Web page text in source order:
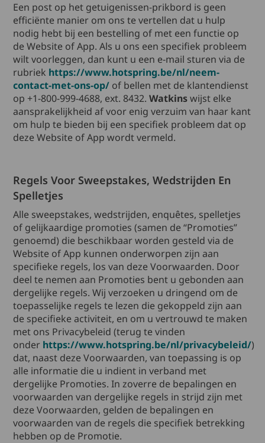
Een post op het getuigenissen-prikbord is geen
efficiënte manier om ons te vertellen dat u hulp
nodig hebt bij een bestelling of met een functie op
de Website of App. Als u ons een specifiek probleem
wilt voorleggen, dan kunt u een e-mail sturen via de
rubriek https://www.hotspring.be/nl/neem-
contact-met-ons-op/ of bellen met de klantendienst
op +1-800-999-4688, ext. 8432. Watkinswijst elke
aansprakelijkheid af voor enig verzuim van haar kant
om hulp te bieden bij een specifiek probleem dat op
deze Website of App wordt vermeld.
Regels Voor Sweepstakes, Wedstrijden En
Spelletjes
Alle sweepstakes, wedstrijden, enquêtes, spelletjes
of gelijkaardige promoties (samen de “Promoties”
genoemd) die beschikbaar worden gesteld via de
Website of App kunnen onderworpen zijn aan
specifieke regels, los van deze Voorwaarden. Door
deel te nemen aan Promoties bent u gebonden aan
dergelijke regels. Wij verzoeken u dringend om de
toepasselijke regels te lezen die gekoppeld zijn aan
de specifieke activiteit, en om u vertrouwd te maken
met ons Privacybeleid (terug te vinden
onder https://www.hotspring.be/nl/privacybeleid/)
dat, naast deze Voorwaarden, van toepassing is op
alle informatie die u indient in verband met
dergelijke Promoties. In zoverre de bepalingen en
voorwaarden van dergelijke regels in strijd zijn met
deze Voorwaarden, gelden de bepalingen en
voorwaarden van de regels die specifiek betrekking
hebben op de Promotie.